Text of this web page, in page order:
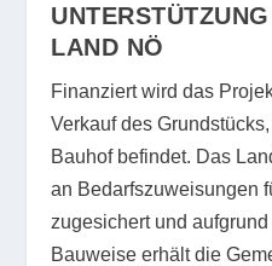
LAND NÖ
Finanziert wird das
Verkauf des
Bauhof befindet. Das
an Bedarfszuweisungen
zugesichert und
Bauweise erhält die